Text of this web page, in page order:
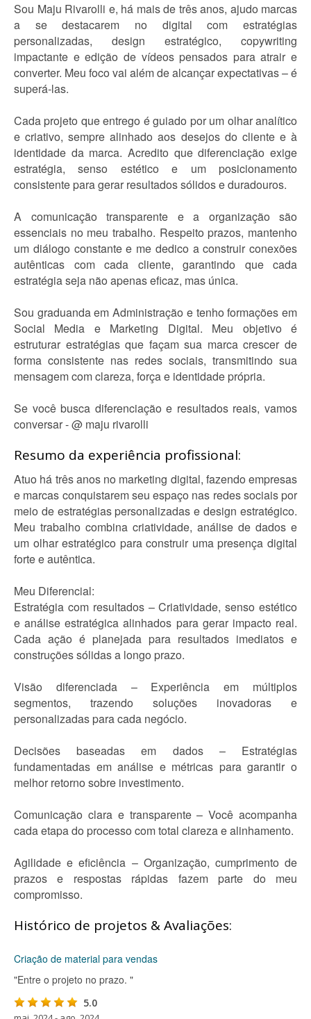
Sou Maju Rivarolli e, há mais de três anos, ajudo marcas
a se destacarem no digital com estratégias
personalizadas, design estratégico, copywriting
impactante e edição de vídeos pensados para atrair e
converter. Meu foco vai além de alcançar expectativas – é
superá-las.
Cada projeto que entrego é guiado por um olhar analítico
e criativo, sempre alinhado aos desejos do cliente e à
identidade da marca. Acredito que diferenciação exige
estratégia, senso estético e um posicionamento
consistente para gerar resultados sólidos e duradouros.
A comunicação transparente e a organização são
essenciais no meu trabalho. Respeito prazos, mantenho
um diálogo constante e me dedico a construir conexões
autênticas com cada cliente, garantindo que cada
estratégia seja não apenas eficaz, mas única.
Sou graduanda em Administração e tenho formações em
Social Media e Marketing Digital. Meu objetivo é
estruturar estratégias que façam sua marca crescer de
forma consistente nas redes sociais, transmitindo sua
mensagem com clareza, força e identidade própria.
Se você busca diferenciação e resultados reais, vamos
conversar - @ maju rivarolli
Resumo da experiência profissional:
Atuo há três anos no marketing digital, fazendo empresas
e marcas conquistarem seu espaço nas redes sociais por
meio de estratégias personalizadas e design estratégico.
Meu trabalho combina criatividade, análise de dados e
um olhar estratégico para construir uma presença digital
forte e autêntica.
Meu Diferencial:
Estratégia com resultados – Criatividade, senso estético
e análise estratégica alinhados para gerar impacto real.
Cada ação é planejada para resultados imediatos e
construções sólidas a longo prazo.
Visão diferenciada – Experiência em múltiplos
segmentos, trazendo soluções inovadoras e
personalizadas para cada negócio.
Decisões baseadas em dados – Estratégias
fundamentadas em análise e métricas para garantir o
melhor retorno sobre investimento.
Comunicação clara e transparente – Você acompanha
cada etapa do processo com total clareza e alinhamento.
Agilidade e eficiência – Organização, cumprimento de
prazos e respostas rápidas fazem parte do meu
compromisso.
Histórico de projetos & Avaliações:
Criação de material para vendas
"Entre o projeto no prazo. "
5.0